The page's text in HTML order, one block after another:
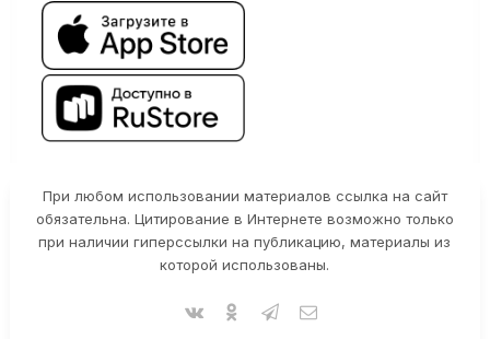
При любом использовании материалов ссылка на сайт
обязательна. Цитирование в Интернете возможно только
при наличии гиперссылки на публикацию, материалы из
которой использованы.